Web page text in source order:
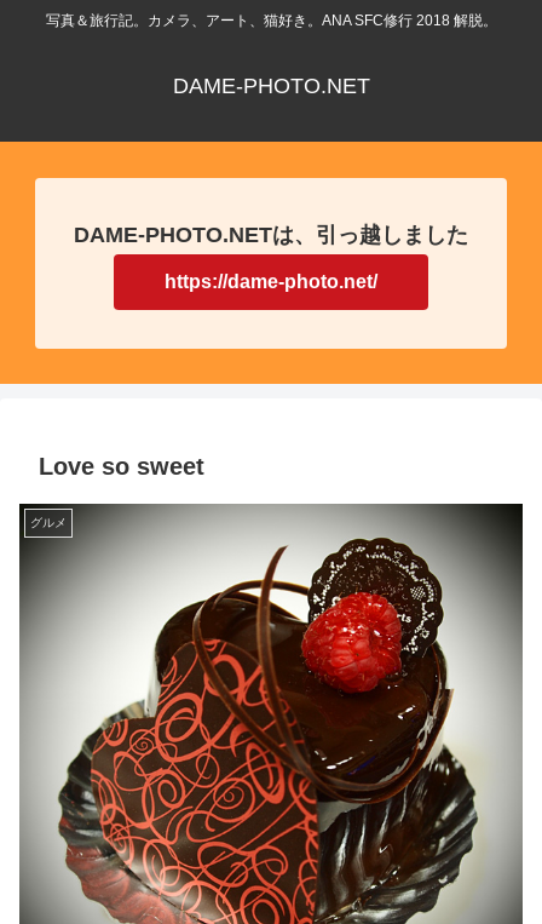
写真＆旅行記。カメラ、アート、猫好き。ANA SFC修行 2018 解脱。
DAME-PHOTO.NET
DAME-PHOTO.NETは、引っ越しました
https://dame-photo.net/
Love so sweet
グルメ